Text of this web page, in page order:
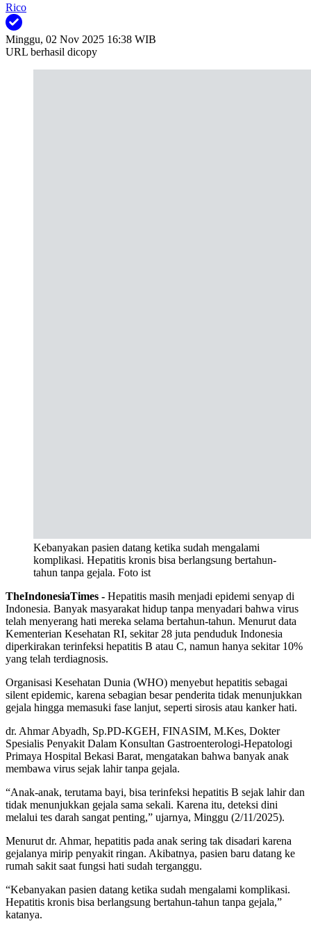
Rico
Minggu, 02 Nov 2025 16:38 WIB
URL berhasil dicopy
Kebanyakan pasien datang ketika sudah mengalami
komplikasi. Hepatitis kronis bisa berlangsung bertahun-
tahun tanpa gejala. Foto ist
TheIndonesiaTimes - Hepatitis masih menjadi epidemi senyap di
Indonesia. Banyak masyarakat hidup tanpa menyadari bahwa virus
telah menyerang hati mereka selama bertahun-tahun. Menurut data
Kementerian Kesehatan RI, sekitar 28 juta penduduk Indonesia
diperkirakan terinfeksi hepatitis B atau C, namun hanya sekitar 10%
yang telah terdiagnosis.
Organisasi Kesehatan Dunia (WHO) menyebut hepatitis sebagai
silent epidemic, karena sebagian besar penderita tidak menunjukkan
gejala hingga memasuki fase lanjut, seperti sirosis atau kanker hati.
dr. Ahmar Abyadh, Sp.PD-KGEH, FINASIM, M.Kes, Dokter
Spesialis Penyakit Dalam Konsultan Gastroenterologi-Hepatologi
Primaya Hospital Bekasi Barat, mengatakan bahwa banyak anak
membawa virus sejak lahir tanpa gejala.
“Anak-anak, terutama bayi, bisa terinfeksi hepatitis B sejak lahir dan
tidak menunjukkan gejala sama sekali. Karena itu, deteksi dini
melalui tes darah sangat penting,” ujarnya, Minggu (2/11/2025).
Menurut dr. Ahmar, hepatitis pada anak sering tak disadari karena
gejalanya mirip penyakit ringan. Akibatnya, pasien baru datang ke
rumah sakit saat fungsi hati sudah terganggu.
“Kebanyakan pasien datang ketika sudah mengalami komplikasi.
Hepatitis kronis bisa berlangsung bertahun-tahun tanpa gejala,”
katanya.